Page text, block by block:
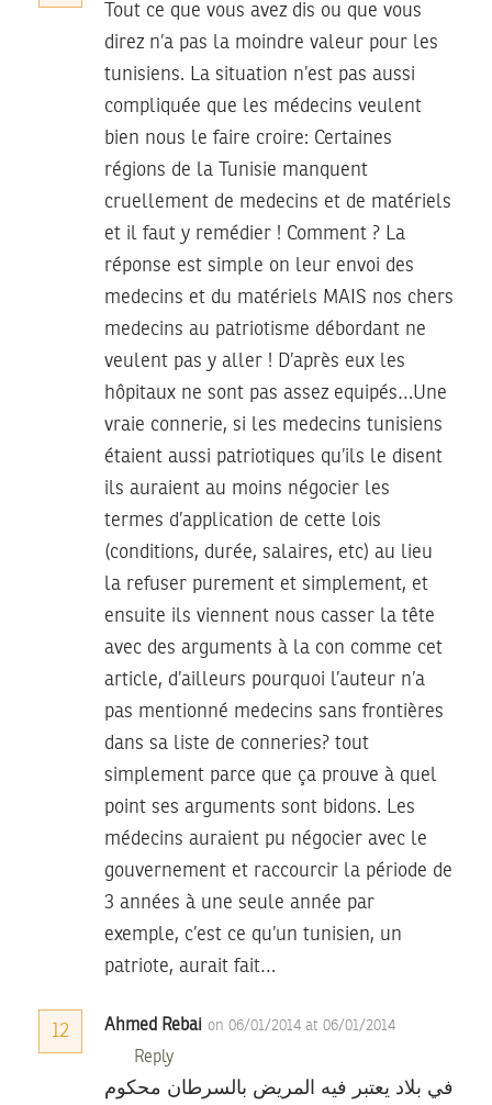
Tout ce que vous avez dis ou que vous
direz n’a pas la moindre valeur pour les
tunisiens. La situation n’est pas aussi
compliquée que les médecins veulent
bien nous le faire croire: Certaines
régions de la Tunisie manquent
cruellement de medecins et de matériels
et il faut y remédier ! Comment ? La
réponse est simple on leur envoi des
medecins et du matériels MAIS nos chers
medecins au patriotisme débordant ne
veulent pas y aller ! D’après eux les
hôpitaux ne sont pas assez equipés…Une
vraie connerie, si les medecins tunisiens
étaient aussi patriotiques qu’ils le disent
ils auraient au moins négocier les
termes d’application de cette lois
(conditions, durée, salaires, etc) au lieu
la refuser purement et simplement, et
ensuite ils viennent nous casser la tête
avec des arguments à la con comme cet
article, d’ailleurs pourquoi l’auteur n’a
pas mentionné medecins sans frontières
dans sa liste de conneries? tout
simplement parce que ça prouve à quel
point ses arguments sont bidons. Les
médecins auraient pu négocier avec le
gouvernement et raccourcir la période de
3 années à une seule année par
exemple, c’est ce qu’un tunisien, un
patriote, aurait fait…
12 Ahmed Rebai on 06/01/2014 at 06/01/2014
Reply
في بلاد يعتبر فيه المريض بالسرطان محكوم